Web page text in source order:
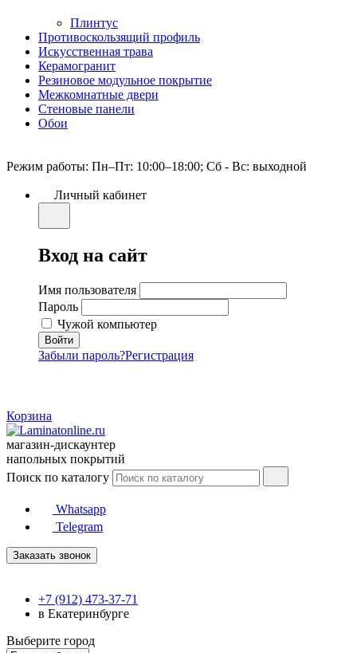
Плинтус
Противоскользящий профиль
Искусственная трава
Керамогранит
Резиновое модульное покрытие
Межкомнатные двери
Стеновые панели
Обои
Режим работы: Пн–Пт: 10:00–18:00; Сб - Вс: выходной
Личный кабинет
Вход на сайт
Имя пользователя
Пароль
Чужой компьютер
Забыли пароль?Регистрация
Корзина
магазин-дискаунтер
напольных покрытий
Поиск по каталогу
Whatsapp
Telegram
Заказать звонок
+7 (912) 473-37-71
в Екатеринбурге
Выберите город